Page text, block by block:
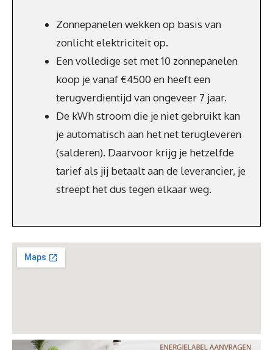
Zonnepanelen wekken op basis van
zonlicht elektriciteit op.
Een volledige set met 10 zonnepanelen
koop je vanaf €4500 en heeft een
terugverdientijd van ongeveer 7 jaar.
De kWh stroom die je niet gebruikt kan
je automatisch aan het net terugleveren
(salderen). Daarvoor krijg je hetzelfde
tarief als jij betaalt aan de leverancier, je
streept het dus tegen elkaar weg.